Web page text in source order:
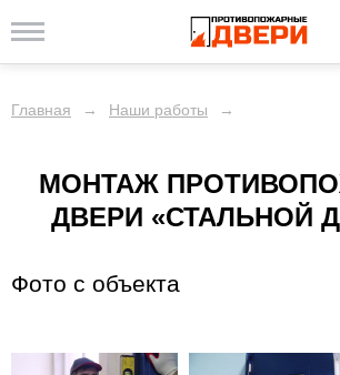
Главная → Наши работы →
МОНТАЖ
ДВЕРИ «СТАЛЬНОЙ
Фото с объекта